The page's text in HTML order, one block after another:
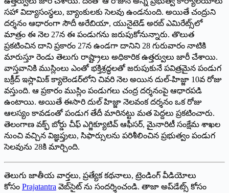
సహా విద్యాసంస్థలు, బ్యాంకులకు సెలవు ఉండనుంది. అయితే చంద్రుని
దర్శనం ఆధారంగా సౌదీ అరేబియా, యునైటెడ్ అరబ్ ఎమిరేట్స్‌లో
మాత్రం ఈ నెల 27న ఈ పండుగను జరుపుకోనున్నారు. తొలుత
ప్రకటించిన దాని ప్రకారం 27న ఉండగా దానిని 28 గురువారం నాటికి
మారుస్తూ రెండు తెలుగు రాష్ట్రాలు అధికారిక ఉత్తర్వులు జారీ చేశాయి.
వాస్తవానికి ముస్లింలు ఎంతో భక్తిశ్రద్ధలతో జరుపుకునే పవిత్రమైన పండుగ
బక్రీద్ ఇస్లామిక్ క్యాలెండర్‌లోని చివరి నెల అయిన దుల్-హిజ్జా 10వ రోజు
వస్తుంది. ఆ ప్రకారం ముస్లిం పండుగలు చంద్ర దర్శనంపై ఆధారపడి
ఉంటాయి. అయితే ఈసారి దుల్ హిజ్జా నెలవంక దర్శనం ఒక రోజు
ఆలస్యం కావడంతో పండుగ తేదీ మారినట్టు మత పెద్దలు ప్రకటించారు.
తెలంగాణ వక్ఫ్ బోర్డు చీఫ్ ఎగ్జిక్యూటివ్ ఆఫీసర్, మైనారిటీ సంక్షేమ శాఖల
నుంచి వచ్చిన విజ్ఞప్తులు, సిఫార్సులను పరిశీలించిన ప్రభుత్వం పండుగ
సెలవును 28కి మార్చింది.
తెలుగు జాతీయ వార్తలు, ప్రత్యేక కథనాలు, ట్రెండింగ్ వీడియోలు
కోసం Prajatantra వెబ్‌సైట్ ను సందర్శించండి. తాజా అప్‌డేట్స్ కోసం